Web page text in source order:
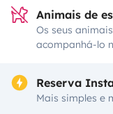
Animais de
Os seus
acompanhá-lo
Reserva
Mais simples e